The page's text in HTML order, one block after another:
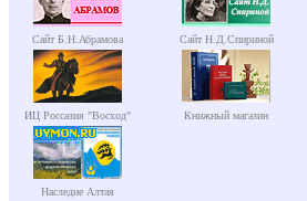
Сайт Б.Н.Абрамова Сайт Н.Д.Спириной
ИЦ Россазия "Восход" Книжный магазин
Наследие Алтая